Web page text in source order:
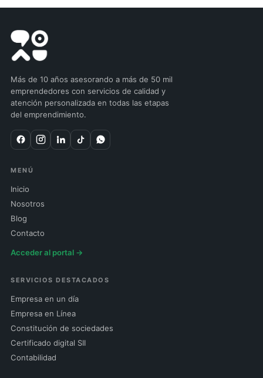
Más de 10 años asesorando a más de 50 mil
emprendedores con servicios de calidad y
atención personalizada en todas las etapas
del emprendimiento.
MENÚ
Inicio
Nosotros
Blog
Contacto
Acceder al portal →
SERVICIOS DESTACADOS
Empresa en un día
Empresa en Línea
Constitución de sociedades
Certificado digital SII
Contabilidad